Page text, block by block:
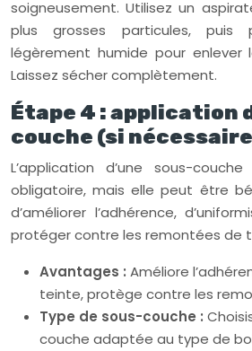
soigneusement. Utilisez un
plus grosses particules, puis
légèrement humide pour enlever
Laissez sécher complètement.
Étape 4 : application
couche (si
L’application d’une sous-
obligatoire, mais elle peut être
d’améliorer l’adhérence,
protéger contre les remontées de
Avantages : Améliore
teinte, protège contre les
Type de sous-couche :
couche adaptée au type de